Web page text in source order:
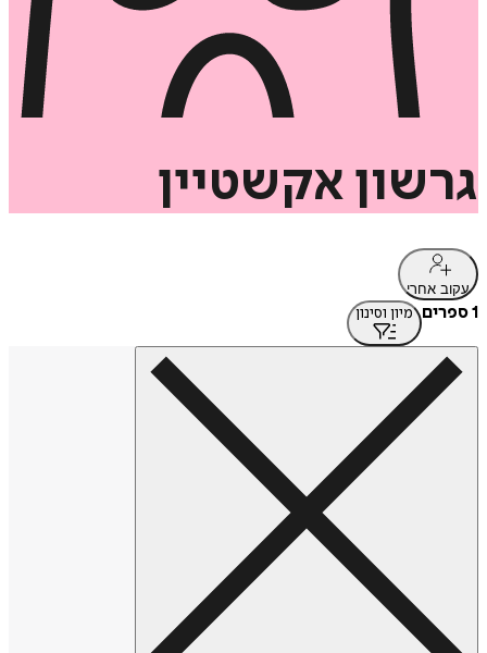
גרשון אקשטיין
עקוב אחרי
1 ספרים מיון וסינון